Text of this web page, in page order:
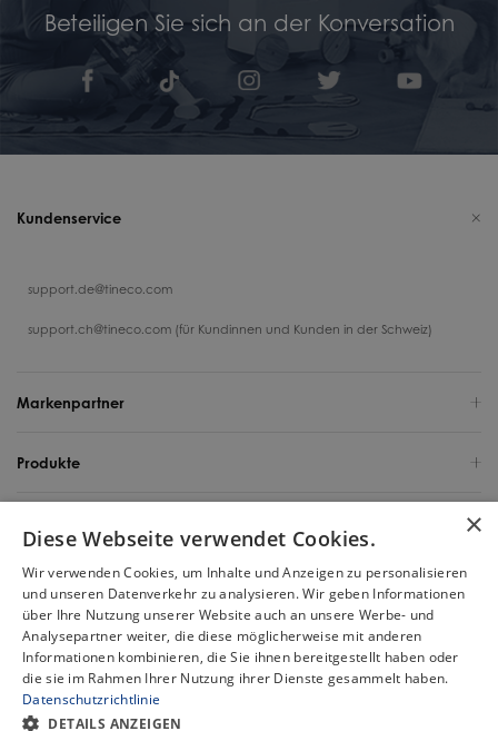
Beteiligen Sie sich an der Konversation
Kundenservice
support.de@tineco.com
support.ch@tineco.com (für Kundinnen und Kunden in der Schweiz)
Markenpartner
Produkte
Über uns
Deutschland / Deutsch
Urheberrecht 2025 Tineco Intelligent Germany GmbH. Alle Rechte
vorbehalten.
×
Diese Webseite verwendet Cookies.
Wir verwenden Cookies, um Inhalte und Anzeigen zu personalisieren
und unseren Datenverkehr zu analysieren. Wir geben Informationen
über Ihre Nutzung unserer Website auch an unsere Werbe- und
Analysepartner weiter, die diese möglicherweise mit anderen
Informationen kombinieren, die Sie ihnen bereitgestellt haben oder
die sie im Rahmen Ihrer Nutzung ihrer Dienste gesammelt haben.
Datenschutzrichtlinie
DETAILS ANZEIGEN